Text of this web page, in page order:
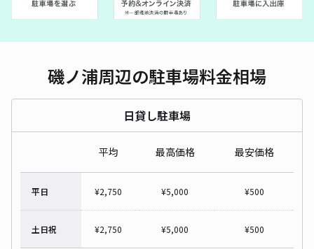
磯ノ浦周辺の駐車場料金相場
日貸し駐車場
平均 最高価格 最安価格
平日 ¥2,750 ¥5,000 ¥500
土日祝 ¥2,750 ¥5,000 ¥500